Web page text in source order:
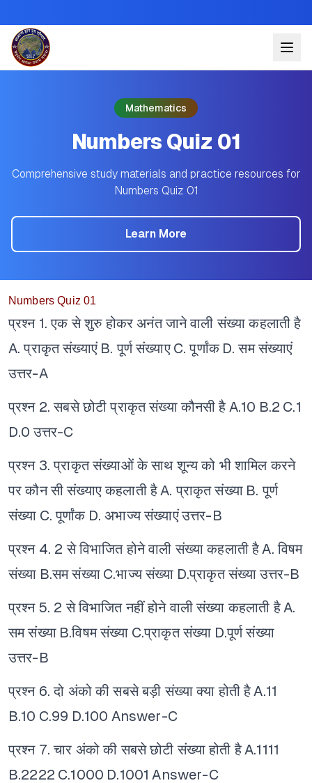
Mathematics
Numbers Quiz 01
Comprehensive study materials and practice resources for
Numbers Quiz 01
Learn More
Numbers Quiz 01
प्रश्न 1. एक से शुरु होकर अनंत जाने वाली संख्या कहलाती है
A. प्राकृत संख्याएं B. पूर्ण संख्याए C. पूर्णांक D. सम संख्याएं
उत्तर-A
प्रश्न 2. सबसे छोटी प्राकृत संख्या कौनसी है A.10 B.2 C.1
D.0 उत्तर-C
प्रश्न 3. प्राकृत संख्याओं के साथ शून्य को भी शामिल करने
पर कौन सी संख्याए कहलाती है A. प्राकृत संख्या B. पूर्ण
संख्या C. पूर्णांक D. अभाज्य संख्याएंउत्तर-B
प्रश्न 4. 2 से विभाजित होने वाली संख्या कहलाती है A. विषम
संख्या B.सम संख्या C.भाज्य संख्या D.प्राकृत संख्या उत्तर-B
प्रश्न 5. 2 से विभाजित नहीं होने वाली संख्या कहलाती है A.
सम संख्या B.विषम संख्या C.प्राकृत संख्या D.पूर्ण संख्या
उत्तर-B
प्रश्न 6. दो अंको की सबसे बड़ी संख्या क्या होती है A.11
B.10 C.99 D.100 Answer-C
प्रश्न 7. चार अंको की सबसे छोटी संख्या होती है A.1111
B.2222 C.1000 D.1001 Answer-C